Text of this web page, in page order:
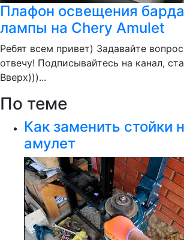
Плафон освещения
лампы на Chery Amulet
Ребят всем привет) Задавайте
отвечу! Подписывайтесь на канал,
Вверх)))...
По теме
Как заменить стойки
амулет